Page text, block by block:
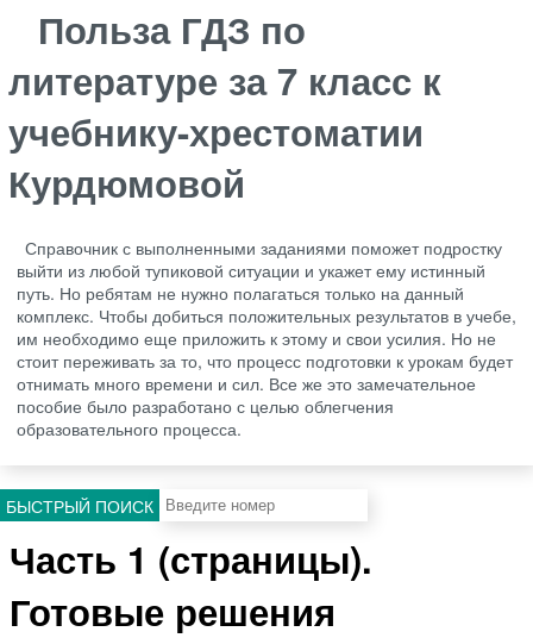
Польза ГДЗ по
литературе за 7 класс к
учебнику-хрестоматии
Курдюмовой
Справочник с выполненными заданиями поможет подростку
выйти из любой тупиковой ситуации и укажет ему истинный
путь. Но ребятам не нужно полагаться только на данный
комплекс. Чтобы добиться положительных результатов в учебе,
им необходимо еще приложить к этому и свои усилия. Но не
стоит переживать за то, что процесс подготовки к урокам будет
отнимать много времени и сил. Все же это замечательное
пособие было разработано с целью облегчения
образовательного процесса.
БЫСТРЫЙ ПОИСК
Часть 1 (страницы).
Готовые решения